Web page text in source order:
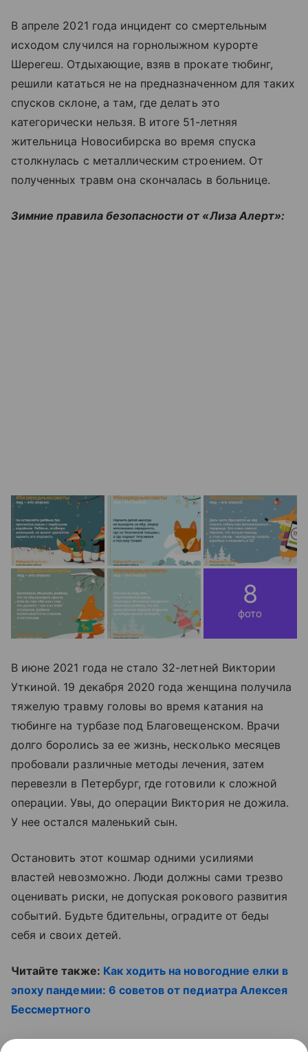
В апреле 2021 года инцидент со смертельным
исходом случился на горнолыжном курорте
Шерегеш. Отдыхающие, взяв в прокате тюбинг,
решили кататься не на предназначенном для таких
спусков склоне, а там, где делать это
категорически нельзя. В итоге 51-летняя
жительница Новосибирска во время спуска
столкнулась с металлическим строением. От
полученных травм она скончалась в больнице.
Зимние правила безопасности от «Лиза Алерт»:
8
фото
В июне 2021 года не стало 32-летней Виктории
Уткиной. 19 декабря 2020 года женщина получила
тяжелую травму головы во время катания на
тюбинге на турбазе под Благовещенском. Врачи
долго боролись за ее жизнь, несколько месяцев
пробовали различные методы лечения, затем
перевезли в Петербург, где готовили к сложной
операции. Увы, до операции Виктория не дожила.
У нее остался маленький сын.
Остановить этот кошмар одними усилиями
властей невозможно. Люди должны сами трезво
оценивать риски, не допуская рокового развития
событий. Будьте бдительны, оградите от беды
себя и своих детей.
Читайте также: Как ходить на новогодние елки в
эпоху пандемии: 6 советов от педиатра Алексея
Бессмертного
Смотрите видео: